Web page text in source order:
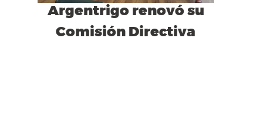
Argentrigo renovó su
Comisión Directiva